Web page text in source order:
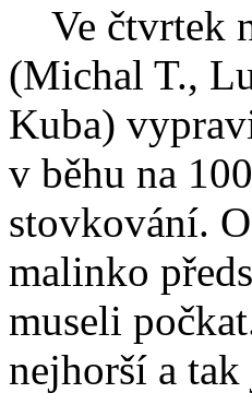
Ve čtvrtek
(Michal T.,
Kuba)
v běhu na
stovkování.
malinko
museli
nejhorší a